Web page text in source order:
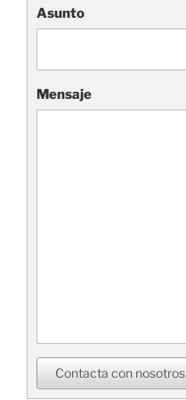
Asunto
Mensaje
Contacta con nosotros